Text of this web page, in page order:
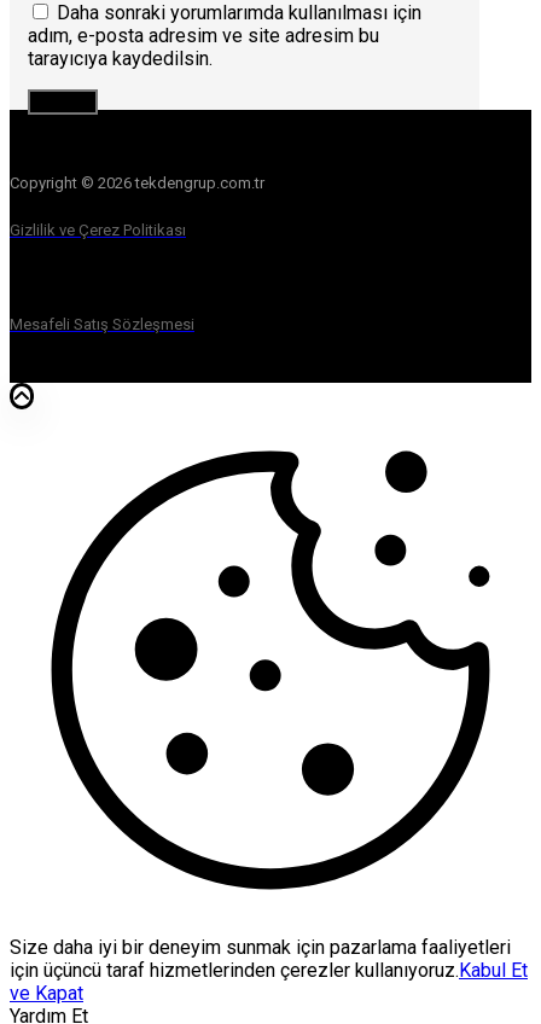
Daha sonraki yorumlarımda kullanılması için
adım, e-posta adresim ve site adresim bu
tarayıcıya kaydedilsin.
Copyright © 2026 tekdengrup.com.tr
Gizlilik ve Çerez Politikası
Mesafeli Satış Sözleşmesi
Size daha iyi bir deneyim sunmak için pazarlama faaliyetleri
için üçüncü taraf hizmetlerinden çerezler kullanıyoruz. Kabul Et
ve Kapat
Yardım Et